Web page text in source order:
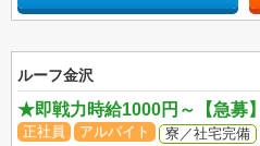
ルーフ金沢
★即戦力時給1000円～【急募
正社員 アルバイト 寮／社宅完備